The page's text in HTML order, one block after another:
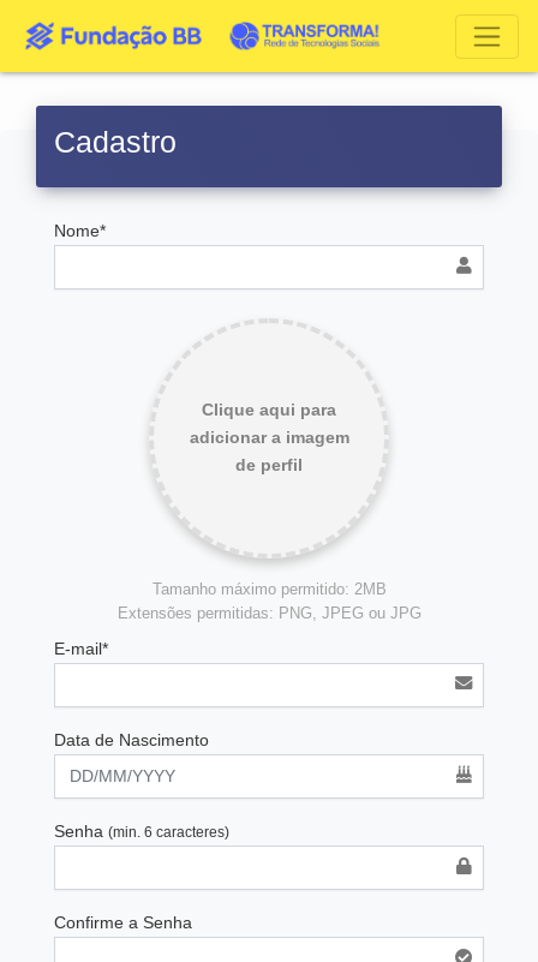
Cadastro
Nome*
Clique aqui para
adicionar a imagem
de perfil
Tamanho máximo permitido: 2MB
Extensões permitidas: PNG, JPEG ou JPG
E-mail*
Data de Nascimento
Senha (min. 6 caracteres)
Confirme a Senha